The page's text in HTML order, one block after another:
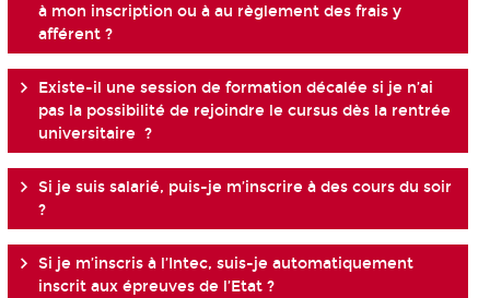
à mon inscription ou à au règlement des frais y
afférent ?
Existe-il une session de formation décalée si je n’ai
pas la possibilité de rejoindre le cursus dès la rentrée
universitaire ?
Si je suis salarié, puis-je m’inscrire à des cours du soir
?
Si je m’inscris à l’Intec, suis-je automatiquement
inscrit aux épreuves de l’Etat ?